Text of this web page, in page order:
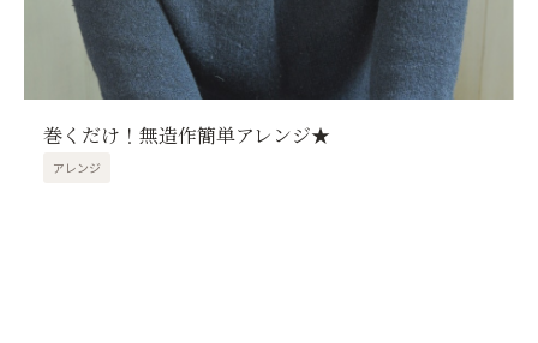
巻くだけ！無造作簡単アレンジ★
アレンジ